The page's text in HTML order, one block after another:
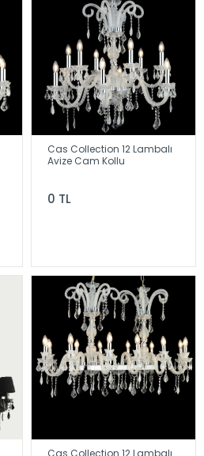
Cas Collection 12 Lambalı
Avize Cam Kollu
0 TL
Cas Collection 12 Lambalı